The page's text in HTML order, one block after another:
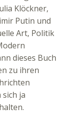
Klöckner,
Putin und
Art, Politik
dieses Buch
zu ihren
ja